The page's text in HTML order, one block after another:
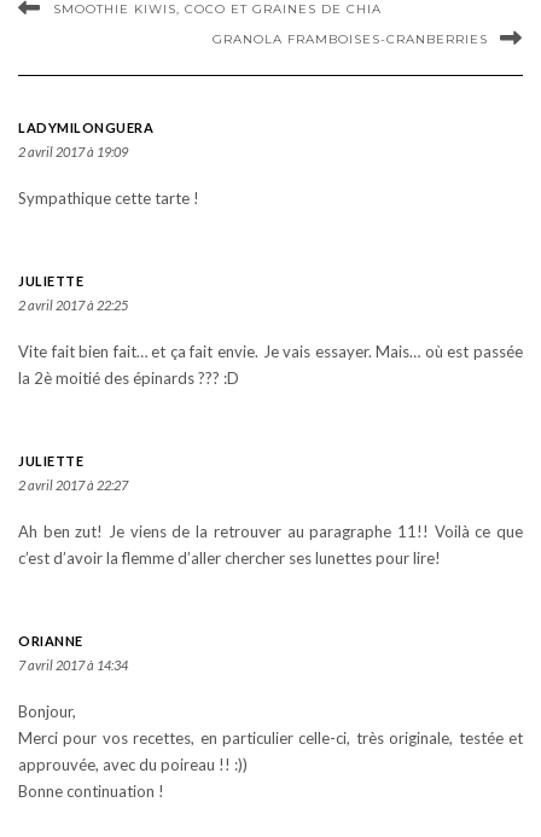
SMOOTHIE KIWIS, COCO ET GRAINES DE CHIA
GRANOLA FRAMBOISES-CRANBERRIES
LADYMILONGUERA
2 avril 2017 à 19:09
Sympathique cette tarte !
JULIETTE
2 avril 2017 à 22:25
Vite fait bien fait… et ça fait envie. Je vais essayer. Mais… où est passée
la 2è moitié des épinards ??? :D
JULIETTE
2 avril 2017 à 22:27
Ah ben zut! Je viens de la retrouver au paragraphe 11!! Voilà ce que
c’est d’avoir la flemme d’aller chercher ses lunettes pour lire!
ORIANNE
7 avril 2017 à 14:34
Bonjour,
Merci pour vos recettes, en particulier celle-ci, très originale, testée et
approuvée, avec du poireau !! :))
Bonne continuation !